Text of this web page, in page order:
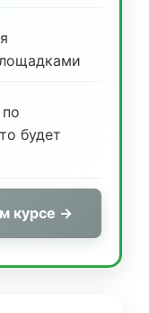
будет
курсе →